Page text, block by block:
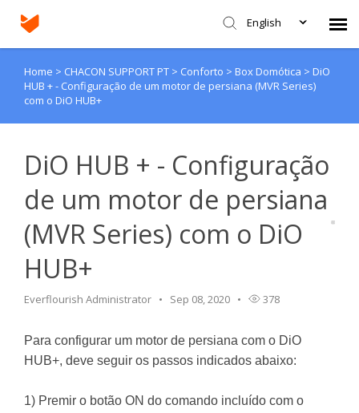
English
Agent Portal
Submit Ticket
Knowledge Base
Home > CHACON SUPPORT PT > Conforto > Box Domótica > DiO
HUB + - Configuração de um motor de persiana (MVR Series)
com o DiO HUB+
DiO HUB + - Configuração
de um motor de persiana
(MVR Series) com o DiO
HUB+
Everflourish Administrator Sep 08, 2020 378
Para configurar um motor de persiana com o DiO
HUB+, deve seguir os passos indicados abaixo:
1) Premir o botão ON do comando incluído com o